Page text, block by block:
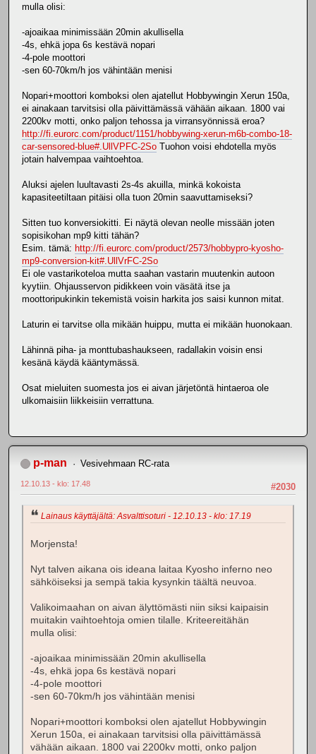
mulla olisi:
-ajoaikaa minimissään 20min akullisella
-4s, ehkä jopa 6s kestävä nopari
-4-pole moottori
-sen 60-70km/h jos vähintään menisi
Nopari+moottori komboksi olen ajatellut Hobbywingin Xerun 150a,
ei ainakaan tarvitsisi olla päivittämässä vähään aikaan. 1800 vai
2200kv motti, onko paljon tehossa ja virransyönnissä eroa?
http://fi.eurorc.com/product/1151/hobbywing-xerun-m6b-combo-18-
car-sensored-blue#.UllVPFC-2So Tuohon voisi ehdotella myös
jotain halvempaa vaihtoehtoa.
Aluksi ajelen luultavasti 2s-4s akuilla, minkä kokoista
kapasiteetiltaan pitäisi olla tuon 20min saavuttamiseksi?
Sitten tuo konversiokitti. Ei näytä olevan neolle missään joten
sopisikohan mp9 kitti tähän?
Esim. tämä: http://fi.eurorc.com/product/2573/hobbypro-kyosho-
mp9-conversion-kit#.UllVrFC-2So
Ei ole vastarikoteloa mutta saahan vastarin muutenkin autoon
kyytiin. Ohjausservon pidikkeen voin väsätä itse ja
moottoripukinkin tekemistä voisin harkita jos saisi kunnon mitat.
Laturin ei tarvitse olla mikään huippu, mutta ei mikään huonokaan.
Lähinnä piha- ja monttubashaukseen, radallakin voisin ensi
kesänä käydä kääntymässä.
Osat mieluiten suomesta jos ei aivan järjetöntä hintaeroa ole
ulkomaisiin liikkeisiin verrattuna.
p-man Vesivehmaan RC-rata
#2030
12.10.13 - klo: 17.48
Lainaus käyttäjältä: Asvalttisoturi - 12.10.13 - klo: 17.19
Morjensta!
Nyt talven aikana ois ideana laitaa Kyosho inferno neo
sähköiseksi ja sempä takia kysynkin täältä neuvoa.
Valikoimaahan on aivan älyttömästi niin siksi kaipaisin
muitakin vaihtoehtoja omien tilalle. Kriteereitähän
mulla olisi:
-ajoaikaa minimissään 20min akullisella
-4s, ehkä jopa 6s kestävä nopari
-4-pole moottori
-sen 60-70km/h jos vähintään menisi
Nopari+moottori komboksi olen ajatellut Hobbywingin
Xerun 150a, ei ainakaan tarvitsisi olla päivittämässä
vähään aikaan. 1800 vai 2200kv motti, onko paljon